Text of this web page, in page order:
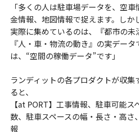
「多くの人は駐車場データを、空
金情報、地図情報で捉えます。しか
実際に集めているのは、『都市の未
『人・車・物流の動き』の実デー
は、“空間の稼働データ”です」
ランディットの各プロダクトが収集
ると、
【at PORT】工事情報、駐車可能ス
数、駐車スペースの幅・長さ・高さ
報